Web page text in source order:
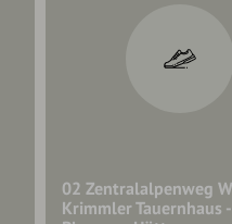
02 Zentralalpenweg
Krimmler Tauernhaus -